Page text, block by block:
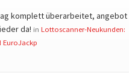
komplett überarbeitet, angebot
da! in Lottoscanner-Neukunden:
EuroJackp